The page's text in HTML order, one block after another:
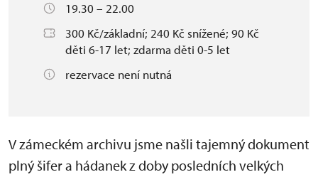
19.30 – 22.00
300 Kč/základní; 240 Kč snížené; 90 Kč
děti 6-17 let; zdarma děti 0-5 let
rezervace není nutná
V zámeckém archivu jsme našli tajemný dokument
plný šifer a hádanek z doby posledních velkých